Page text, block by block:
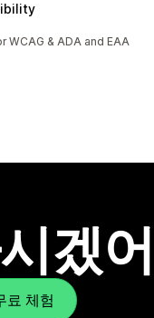
& ADA and EAA
겠
료 체험